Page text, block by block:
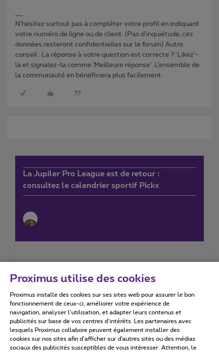
N'hésitez surtout pas à compléter votre profil en indiquant
votre numéro de ligne ou de client. (Pas d'inquiétude, ces
données resteront confidentielles sur le forum) Autre
conseil : La réponse à votre question est correcte ? ‘Likez’-
la et signalez-la comme ‘Meilleure réponse’. L’ensemble de
la communauté en bénéficiera plus facilement.
La Jupiler Pro League est de retour :
consultez le calendrier sportif Pickx
Conditions d'utilisation Accessibility statement
Tous droits réservés. © 2026
Proximus utilise des cookies
Proximus installe des cookies sur ses sites web pour assurer le bon
fonctionnement de ceux-ci, améliorer votre expérience de
navigation, analyser l’utilisation, et adapter leurs contenus et
publicités sur base de vos centres d’intérêts. Les partenaires avec
lesquels Proximus collabore peuvent également installer des
cookies sur nos sites afin d’afficher sur d'autres sites ou des médias
sociaux des publicités susceptibles de vous intéresser. Attention, le